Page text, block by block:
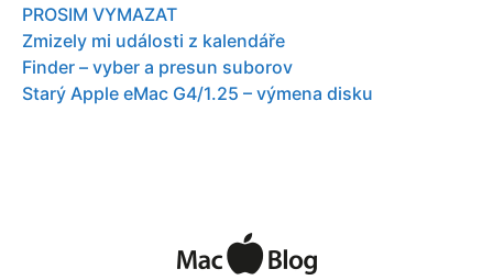
PROSIM VYMAZAT
Zmizely mi události z kalendáře
Finder – vyber a presun suborov
Starý Apple eMac G4/1.25 – výmena disku